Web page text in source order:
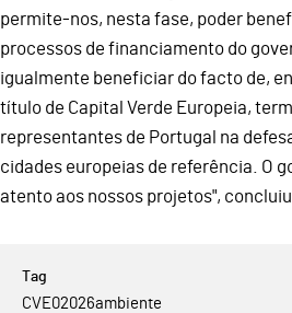
permite-nos, nesta fase, poder
processos de financiamento do
igualmente beneficiar do facto de,
título de Capital Verde Europeia,
representantes de Portugal na
cidades europeias de referência. O
atento aos nossos projetos",
CVE02026ambiente